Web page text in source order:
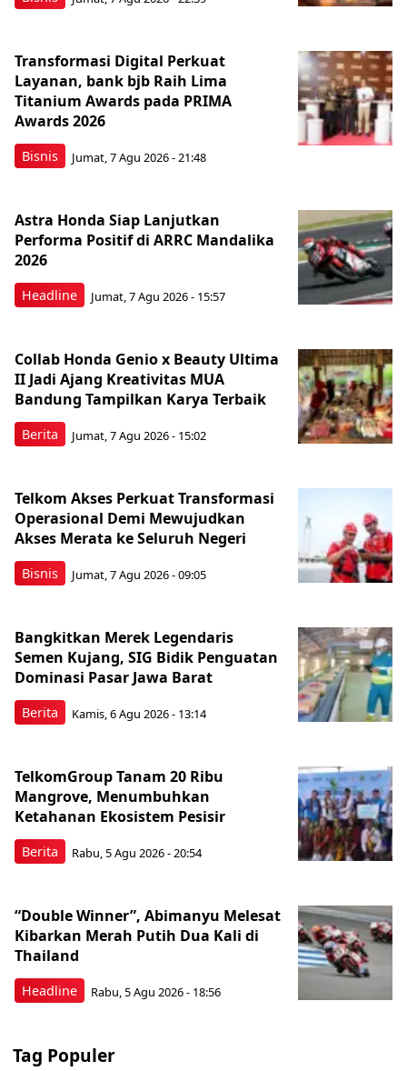
Bisnis
Transformasi Digital Perkuat
Layanan, bank bjb Raih Lima
Titanium Awards pada PRIMA
Awards 2026
Jumat, 7 Agu 2026 - 21:48
Headline
Astra Honda Siap Lanjutkan
Performa Positif di ARRC Mandalika
2026
Jumat, 7 Agu 2026 - 15:57
Berita
Collab Honda Genio x Beauty Ultima
II Jadi Ajang Kreativitas MUA
Bandung Tampilkan Karya Terbaik
Jumat, 7 Agu 2026 - 15:02
Bisnis
Telkom Akses Perkuat Transformasi
Operasional Demi Mewujudkan
Akses Merata ke Seluruh Negeri
Jumat, 7 Agu 2026 - 09:05
Berita
Bangkitkan Merek Legendaris
Semen Kujang, SIG Bidik Penguatan
Dominasi Pasar Jawa Barat
Kamis, 6 Agu 2026 - 13:14
Berita
TelkomGroup Tanam 20 Ribu
Mangrove, Menumbuhkan
Ketahanan Ekosistem Pesisir
Rabu, 5 Agu 2026 - 20:54
Headline
“Double Winner”, Abimanyu Melesat
Kibarkan Merah Putih Dua Kali di
Thailand
Rabu, 5 Agu 2026 - 18:56
Tag Populer